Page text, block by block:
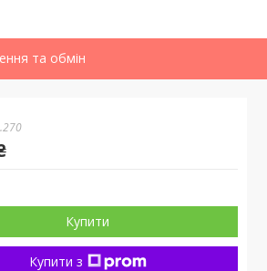
та обмін
Купити
Купити з